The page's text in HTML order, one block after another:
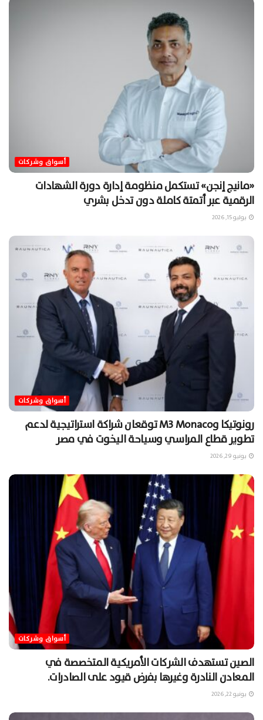
أسواق وشركات
«مانيج إنجن» تستكمل منظومة إدارة دورة الشهادات
الرقمية عبر أتمتة كاملة دون تدخل بشري
يوليو 15, 2026
أسواق وشركات
رونوتيكا وM3 Monaco توقعان شراكة استراتيجية لدعم
تطوير قطاع المراسي وسياحة اليخوت في مصر
يونيو 29, 2026
أسواق وشركات
الصين تستهدف الشركات الأمريكية المتخصصة في
المعادن النادرة وغيرها بفرض قيود على الصادرات.
يونيو 22, 2026